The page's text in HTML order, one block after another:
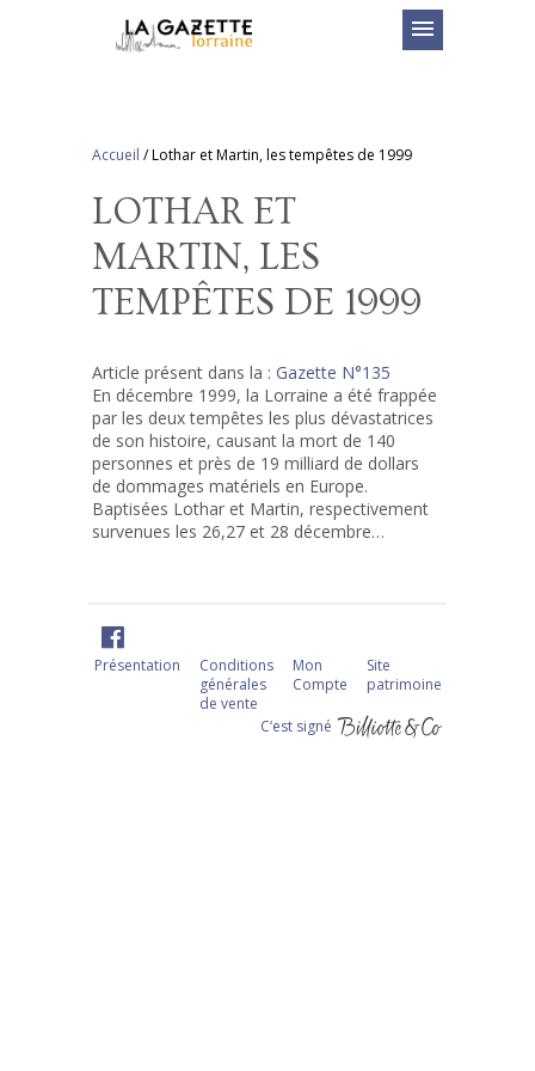
menu
Accueil /Lothar et Martin, les tempêtes de 1999
LOTHAR ET
MARTIN, LES
TEMPÊTES DE 1999
Article présent dans la : Gazette N°135
En décembre 1999, la Lorraine a été frappée
par les deux tempêtes les plus dévastatrices
de son histoire, causant la mort de 140
personnes et près de 19 milliard de dollars
de dommages matériels en Europe.
Baptisées Lothar et Martin, respectivement
survenues les 26,27 et 28 décembre…
Présentation
Conditions
générales
de vente
Mon
Compte
Site
patrimoine
C‘est signé